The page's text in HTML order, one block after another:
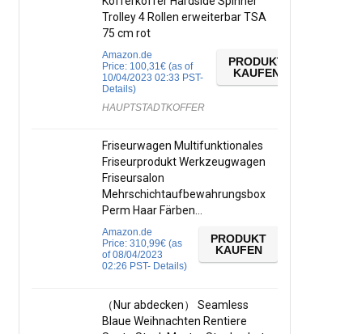
Trolley 4 Rollen erweiterbar TSA
75 cm rot
Amazon.de
Price: 100,31€ (as of
10/04/2023 02:33 PST-
Details)
HAUPTSTADTKOFFER
PRODUKT
KAUFEN
Friseurwagen Multifunktionales
Friseurprodukt Werkzeugwagen
Friseursalon
Mehrschichtaufbewahrungsbox
Perm Haar Färben…
Amazon.de
Price: 310,99€ (as
of 08/04/2023
02:26 PST- Details)
PRODUKT
KAUFEN
（Nur abdecken） Seamless
Blaue Weihnachten Rentiere